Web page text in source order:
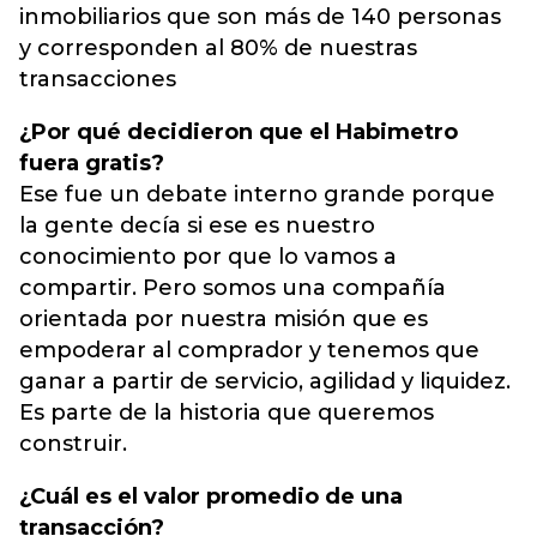
inmobiliarios que son más de 140 personas
y corresponden al 80% de nuestras
transacciones
¿Por qué decidieron que el Habimetro
fuera gratis?
Ese fue un debate interno grande porque
la gente decía si ese es nuestro
conocimiento por que lo vamos a
compartir. Pero somos una compañía
orientada por nuestra misión que es
empoderar al comprador y tenemos que
ganar a partir de servicio, agilidad y liquidez.
Es parte de la historia que queremos
construir.
¿Cuál es el valor promedio de una
transacción?